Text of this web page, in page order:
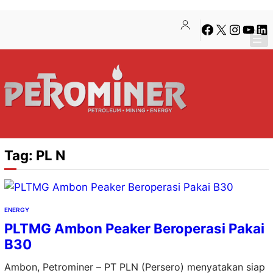
konten
content
Facebook
X Instagram
Tag: PL N
ENERGY
PLTMG Ambon Peaker Beroperasi Pakai
B30
Ambon, Petrominer – PT PLN (Persero) menyatakan siap